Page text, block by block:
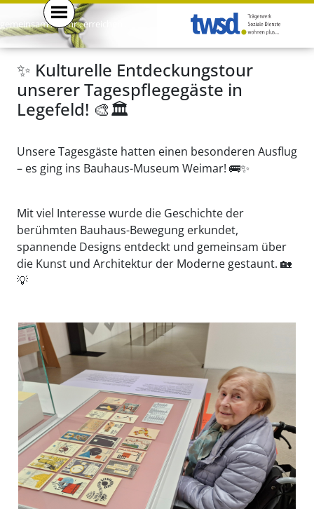
gemeinsam . mehr . erreichen .
✨ Kulturelle Entdeckungstour
unserer Tagespflegegäste in
Legefeld! 🎨🏛
Unsere Tagesgäste hatten einen besonderen Ausflug
– es ging ins Bauhaus-Museum Weimar! 🚌✨
Mit viel Interesse wurde die Geschichte der
berühmten Bauhaus-Bewegung erkundet,
spannende Designs entdeckt und gemeinsam über
die Kunst und Architektur der Moderne gestaunt. 🏡
💡